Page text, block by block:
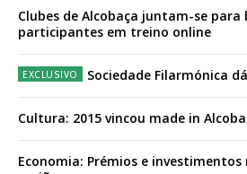
Clubes de Alcobaça juntam-se
participantes em treino online
Sociedade Filarmónica
Cultura: 2015 vincou made in
Economia: Prémios e investimentos